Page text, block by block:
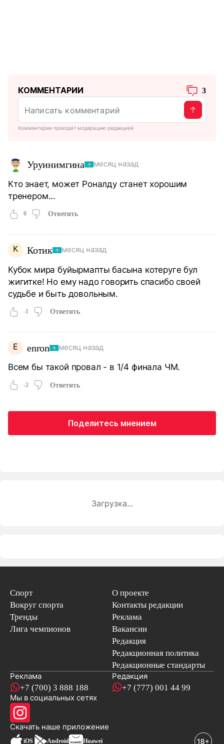
КОММЕНТАРИИ 3
Комментарии проходят модерацию редакцией
Уруинимгина месяц назад
Кто знает, может Роналду станет хорошим
тренером...
0 Ответить
К Котик месяц назад
Кубок мира буйырмапты басына котеруге бул
жигитке! Но ему надо говорить спасибо своей
судьбе и быть довольным.
-1 Ответить
E enron месяц назад
Всем бы такой провал - в 1/4 финала ЧМ.
-2 Ответить
Поделитесь мнением
Загрузка...
Спорт
Вокруг спорта
Тренды
Лига чемпионов
О проекте
Контакты редакции
Реклама
Вакансии
Редакция
Редакционная политика
Редакционные стандарты
Реклама
+7 (700) 3 888 188
Редакция
+7 (777) 001 44 99
Мы в социальных сетях
Скачать наше приложениеновостей
iOS Android Huawei